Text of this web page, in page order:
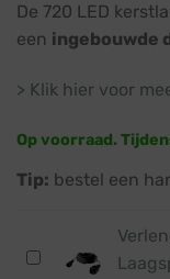
De 720 LED
een ingebouwde
> Klik hier voor
Op voorraad.
Tip: bestel een
Verlengsnoer